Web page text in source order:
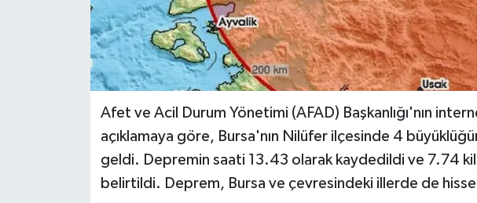
Afet ve Acil Durum Yönetimi (AFAD) Başkanlığı'nın
açıklamaya göre, Bursa'nın Nilüfer ilçesinde 4
geldi. Depremin saati 13.43 olarak kaydedildi ve 7.74
belirtildi. Deprem, Bursa ve çevresindeki illerde de